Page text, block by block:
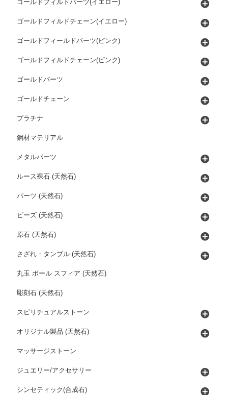
ゴールドフィルドパーツ(イエロー)
ゴールドフィルドチェーン(イエロー)
ゴールドフィールドパーツ(ピンク)
ゴールドフィルドチェーン(ピンク)
ゴールドパーツ
ゴールドチェーン
プラチナ
鋼材マテリアル
メタルパーツ
ルース裸石 (天然石)
パーツ (天然石)
ビーズ (天然石)
原石 (天然石)
さざれ・タンブル (天然石)
丸玉 ボール スフィア (天然石)
彫刻石 (天然石)
スピリチュアルストーン
オリジナル製品 (天然石)
マッサージストーン
ジュエリー/アクセサリー
シンセティック(合成石)